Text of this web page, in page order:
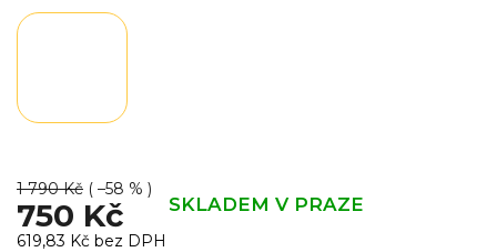
1 790 Kč ( –58 % )
750 Kč SKLADEM V PRAZE
619,83 Kč bez DPH